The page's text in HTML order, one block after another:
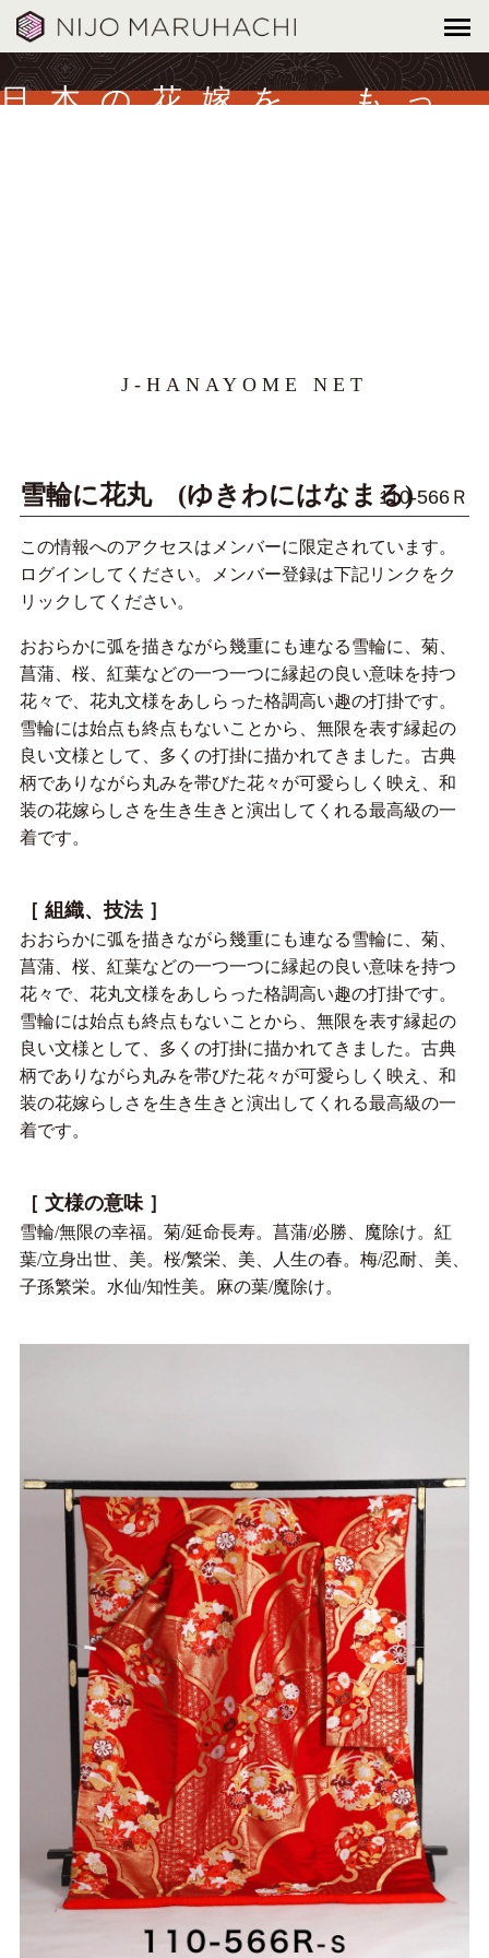
日本の花嫁を、もっ
J-HANAYOME NET
雪輪に花丸 (ゆきわにはなまる)110-566Ｒ
この情報へのアクセスはメンバーに限定されています。
ログインしてください。メンバー登録は下記リンクをク
リックしてください。
おおらかに弧を描きながら幾重にも連なる雪輪に、菊、
菖蒲、桜、紅葉などの一つ一つに縁起の良い意味を持つ
花々で、花丸文様をあしらった格調高い趣の打掛です。
雪輪には始点も終点もないことから、無限を表す縁起の
良い文様として、多くの打掛に描かれてきました。古典
柄でありながら丸みを帯びた花々が可愛らしく映え、和
装の花嫁らしさを生き生きと演出してくれる最高級の一
着です。
［ 組織、技法 ］
おおらかに弧を描きながら幾重にも連なる雪輪に、菊、
菖蒲、桜、紅葉などの一つ一つに縁起の良い意味を持つ
花々で、花丸文様をあしらった格調高い趣の打掛です。
雪輪には始点も終点もないことから、無限を表す縁起の
良い文様として、多くの打掛に描かれてきました。古典
柄でありながら丸みを帯びた花々が可愛らしく映え、和
装の花嫁らしさを生き生きと演出してくれる最高級の一
着です。
［ 文様の意味 ］
雪輪/無限の幸福。菊/延命長寿。菖蒲/必勝、魔除け。紅
葉/立身出世、美。桜/繁栄、美、人生の春。梅/忍耐、美、
子孫繁栄。水仙/知性美。麻の葉/魔除け。